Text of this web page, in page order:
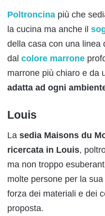
Poltroncina più che
la cucina ma anche il
della casa con una linea
dal colore marrone
marrone più chiaro e da
adatta ad ogni
Louis
La sedia Maisons du
ricercata in Louis,
ma non troppo
molte persone per la
forza dei materiali e dei
proposta.